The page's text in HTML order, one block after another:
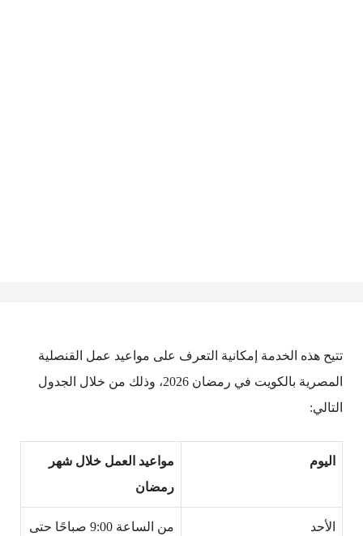
تتيح هذه الخدمة إمكانية التعرف على مواعيد عمل القنصلية
المصرية بالكويت في رمضان 2026، وذلك من خلال الجدول
التالي:
اليوم
مواعيد العمل خلال شهر
رمضان
الأحد
من الساعة 9:00 صباحًا حتى